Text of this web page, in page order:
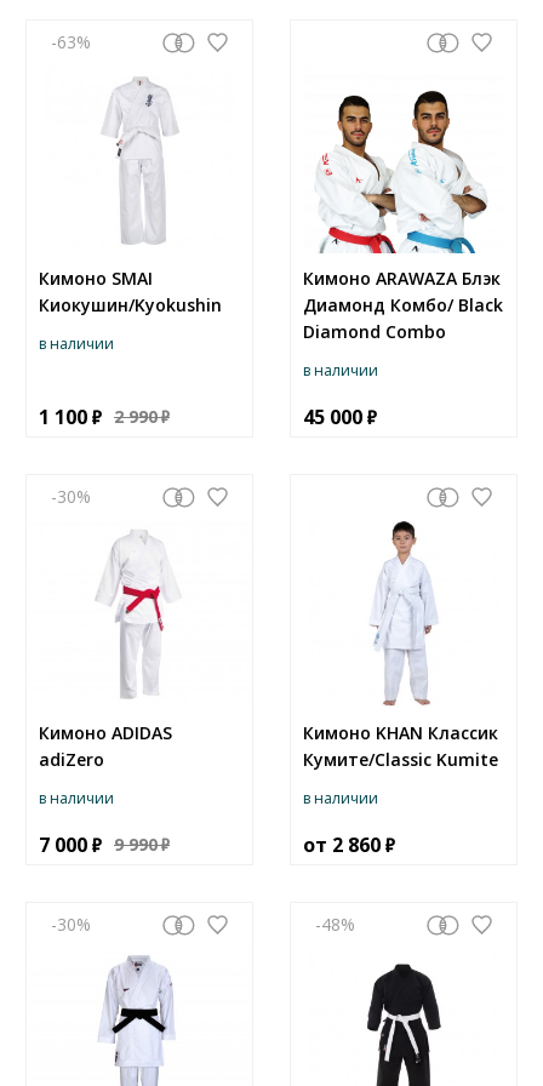
-63
Кимоно SMAI
Киокушин/Kyokushin
в наличии
1 100 2 990
Кимоно ARAWAZA Блэк
Диамонд Комбо/ Black
Diamond Combo
в наличии
45 000
-30
Кимоно ADIDAS
adiZero
в наличии
7 000 9 990
Кимоно KHAN Классик
Кумите/Classic Kumite
в наличии
от 2 860
-30 -48